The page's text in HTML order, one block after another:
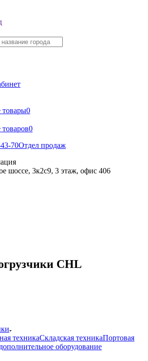
товары0
0
70Отдел продаж
шоссе, 3к2с9, 3 этаж, офис 406
CHL
техникаСкладская техникаПортовая
оборудование